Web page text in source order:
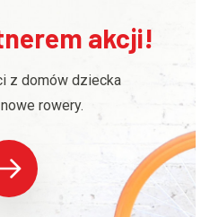
akcji!
z domów dziecka
rowery.